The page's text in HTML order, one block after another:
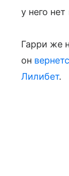
у него
Гарри же
он
Лилибет.